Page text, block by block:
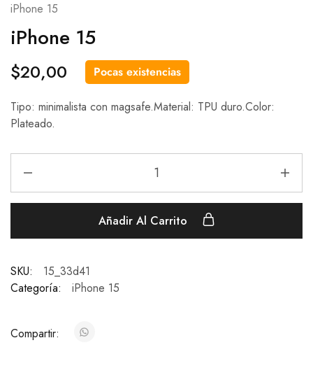
iPhone 15
iPhone 15
$20,00 Pocas existencias
Tipo: minimalista con magsafe.Material: TPU duro.Color:
Plateado.
Añadir Al Carrito
SKU:
15_33d41
Categoría:
iPhone 15
Compartir: